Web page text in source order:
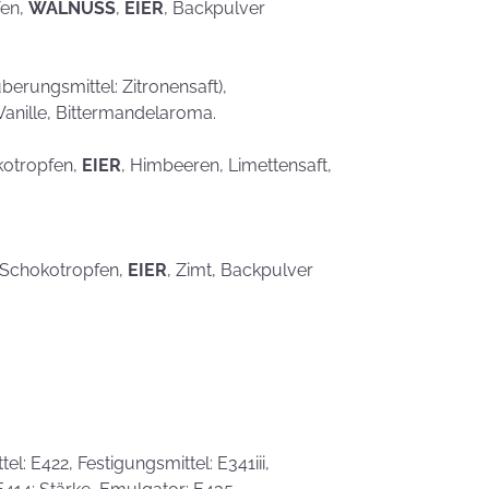
WALNUSS, EIER, Backpulver
Zitronensaft),
Bittermandelaroma.
EIER, Himbeeren, Limettensaft,
EIER, Zimt, Backpulver
E422, Festigungsmittel: E341iii,